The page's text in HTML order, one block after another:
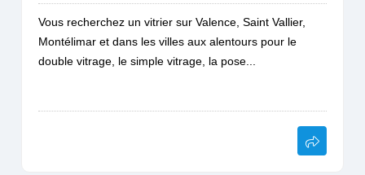
Vous recherchez un vitrier sur Valence, Saint Vallier,
Montélimar et dans les villes aux alentours pour le
double vitrage, le simple vitrage, la pose...